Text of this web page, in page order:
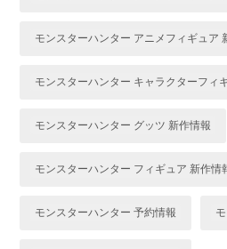
モンスターハンター アニメフィギュア
モンスターハンター キャラクターフィ
モンスターハンター グッツ 新作情報
モンスターハンター フィギュア 新作情
モンスターハンター 予約情報